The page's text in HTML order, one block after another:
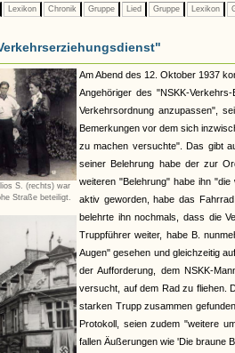
Lexikon Chronik Gruppe Lied Gruppe Lexikon
S. (rechts) war
Straße beteiligt.
Am Abend des 12. Oktober 1937
Angehöriger des "NSKK-
Verkehrsordnung anzupassen",
Bemerkungen vor dem sich
zu machen versuchte". Das gibt
seiner Belehrung habe der zur
weiteren "Belehrung" habe ihn
aktiv geworden, habe das
belehrte ihn nochmals, dass die
Truppführer weiter, habe B.
Augen" gesehen und gleichzeitig
der Aufforderung, dem NSKK-
versucht, auf dem Rad zu fliehen.
starken Trupp zusammen
Protokoll, seien zudem "weitere
fallen Äußerungen wie 'Die braune